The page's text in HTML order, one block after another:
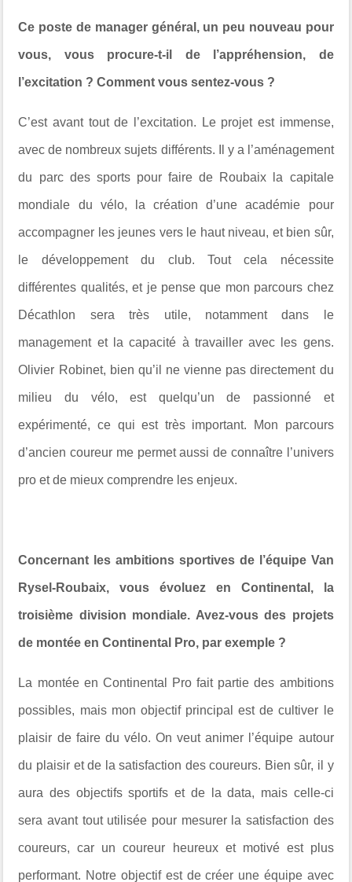
Ce poste de manager général, un peu nouveau pour
vous, vous procure-t-il de l’appréhension, de
l’excitation ? Comment vous sentez-vous ?
C’est avant tout de l’excitation. Le projet est immense,
avec de nombreux sujets différents. Il y a l’aménagement
du parc des sports pour faire de Roubaix la capitale
mondiale du vélo, la création d’une académie pour
accompagner les jeunes vers le haut niveau, et bien sûr,
le développement du club. Tout cela nécessite
différentes qualités, et je pense que mon parcours chez
Décathlon sera très utile, notamment dans le
management et la capacité à travailler avec les gens.
Olivier Robinet, bien qu’il ne vienne pas directement du
milieu du vélo, est quelqu’un de passionné et
expérimenté, ce qui est très important. Mon parcours
d’ancien coureur me permet aussi de connaître l’univers
pro et de mieux comprendre les enjeux.
Concernant les ambitions sportives de l’équipe Van
Rysel-Roubaix, vous évoluez en Continental, la
troisième division mondiale. Avez-vous des projets
de montée en Continental Pro, par exemple ?
La montée en Continental Pro fait partie des ambitions
possibles, mais mon objectif principal est de cultiver le
plaisir de faire du vélo. On veut animer l’équipe autour
du plaisir et de la satisfaction des coureurs. Bien sûr, il y
aura des objectifs sportifs et de la data, mais celle-ci
sera avant tout utilisée pour mesurer la satisfaction des
coureurs, car un coureur heureux et motivé est plus
performant. Notre objectif est de créer une équipe avec